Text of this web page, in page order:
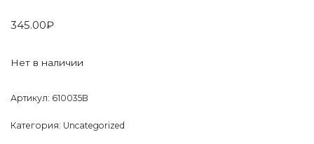
345.00₽
Нет в наличии
Артикул: 610035B
Категория: Uncategorized